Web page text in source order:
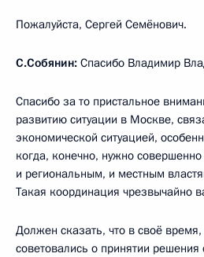
Пожалуйста, Сергей Семёнович.
С.Собянин: Спасибо Владимир
Спасибо за то пристальное
развитию ситуации в Москве,
экономической ситуацией,
когда, конечно, нужно совершенно
и региональным, и местным
Такая координация чрезвычайно
Должен сказать, что в своё
советовались о принятии решения